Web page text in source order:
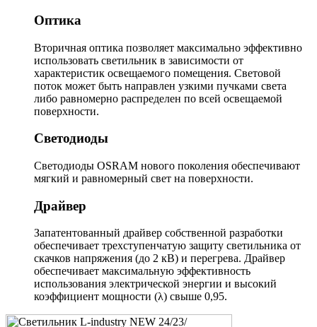
Оптика
Вторичная оптика позволяет максимально эффективно
использовать светильник в зависимости от
характеристик освещаемого помещения. Световой
поток может быть направлен узкими пучками света
либо равномерно распределен по всей освещаемой
поверхности.
Светодиоды
Светодиоды OSRAM нового поколения обеспечивают
мягкий и равномерный свет на поверхности.
Драйвер
Запатентованный драйвер собственной разработки
обеспечивает трехступенчатую защиту светильника от
скачков напряжения (до 2 кВ) и перегрева. Драйвер
обеспечивает максимальную эффективность
использования электрической энергии и высокий
коэффициент мощности (λ) свыше 0,95.